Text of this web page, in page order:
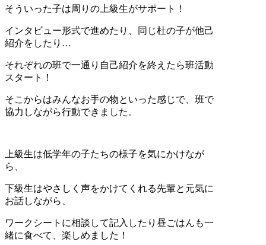
そういった子は周りの上級生がサポート！
インタビュー形式で進めたり、同じ杜の子が他己
紹介をしたり…
それぞれの班で一通り自己紹介を終えたら班活動
スタート！
そこからはみんなお手の物といった感じで、班で
協力しながら行動できました。
上級生は低学年の子たちの様子を気にかけなが
ら、
下級生はやさしく声をかけてくれる先輩と元気に
お話しながら、
ワークシートに相談して記入したり昼ごはんも一
緒に食べて、楽しめました！